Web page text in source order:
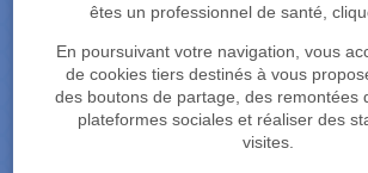
êtes un professionnel de santé,
En poursuivant votre navigation, vous
de cookies tiers destinés à vous
des boutons de partage, des remontées
plateformes sociales et réaliser des
visites.